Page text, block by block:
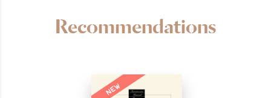
Recommendations
NEW